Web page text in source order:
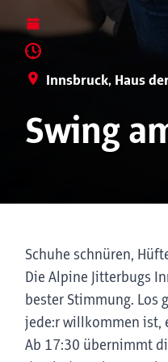
Innsbruck, Haus
Swing
Schuhe schnüren,
Die Alpine Jitterbugs
bester Stimmung. Los
jede:r willkommen ist,
Ab 17:30 übernimmt